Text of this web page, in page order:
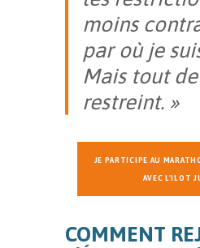
moins
par où je
Mais tout
restreint. »
JE PARTICIPE AU
AVEC L'ILOT
COMMENT